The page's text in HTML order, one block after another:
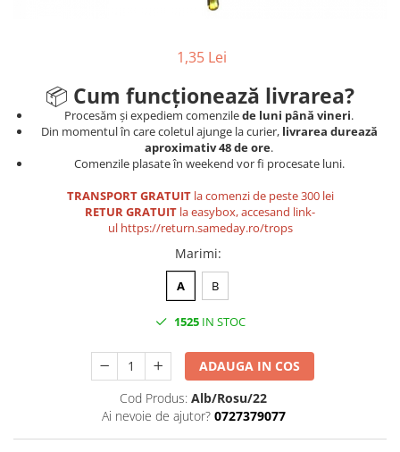
1,35 Lei
📦 Cum funcționează livrarea?
Procesăm și expediem comenzilede luni până vineri.
Din momentul în care coletul ajunge la curier, livrarea durează
aproximativ 48 de ore.
Comenzile plasate în weekend vor fi procesate luni.
TRANSPORT GRATUITla comenzi de peste 300 lei
RETUR GRATUIT la easybox, accesand link-
ul https://return.sameday.ro/trops
Marimi:
A B
1525IN STOC
ADAUGA IN COS
Cod Produs: Alb/Rosu/22
Ai nevoie de ajutor? 0727379077